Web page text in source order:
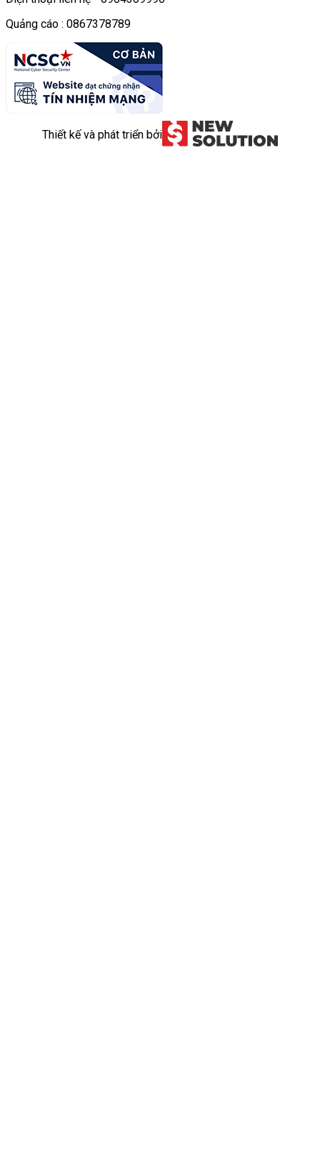
Quảng cáo : 0867378789
Thiết kế và phát triển bởi